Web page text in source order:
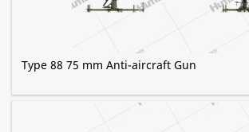
Type 88 75 mm Anti-aircraft Gun